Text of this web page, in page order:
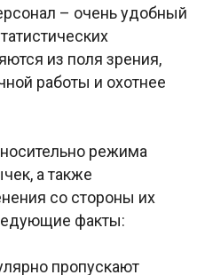
– очень удобный
из поля зрения,
работы и охотнее
режима
а также
со стороны их
факты:
пропускают